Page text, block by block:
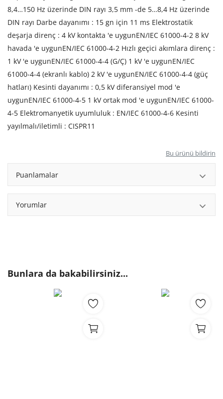
8,4…150 Hz üzerinde DIN rayı 3,5 mm -de 5…8,4 Hz üzerinde
DIN rayı Darbe dayanımı : 15 gn için 11 ms Elektrostatik
deşarja direnç : 4 kV kontakta 'e uygunEN/IEC 61000-4-2 8 kV
havada 'e uygunEN/IEC 61000-4-2 Hızlı geçici akımlara direnç :
1 kV 'e uygunEN/IEC 61000-4-4 (G/Ç) 1 kV 'e uygunEN/IEC
61000-4-4 (ekranlı kablo) 2 kV 'e uygunEN/IEC 61000-4-4 (güç
hatları) Kesinti dayanımı : 0,5 kV diferansiyel mod 'e
uygunEN/IEC 61000-4-5 1 kV ortak mod 'e uygunEN/IEC 61000-
4-5 Elektromanyetik uyumluluk : EN/IEC 61000-4-6 Kesinti
yayılmalı/iletimli : CISPR11
Bu ürünü bildirin
Puanlamalar
Yorumlar
Bunlara da bakabilirsiniz...